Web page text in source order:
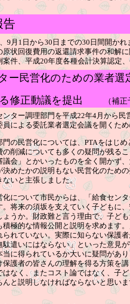
告
9月1 日から30日までの30 日間開か
原状回復費用の返還請求事件の和解
案件、平成20年度各種会計決算認定
ー民営化のための業者
る修正動議を提出
（補
ター調理部門を平成22年4月から民
による委託業者選定会議を開くた
の民営化については、PTAをはじめ
削減についても多くの疑問が残る
議会」とかいったものを全く開かず
決めたかの説明もない民営化のため
いと主張しました。
について市民からは、「給食セン
。将来の須坂を支えていく子どもに
ょうか。財政難と言う理由で、子ど
積極的な情報公開と説明を求めます
れていない。実際に知らない保護
遣いにはならない」といった意見
に得られているか大いに疑問があ
護者の皆さんの理解を得る方策を
はなく、またコスト論ではなく、子
と説明しなければならないと思い